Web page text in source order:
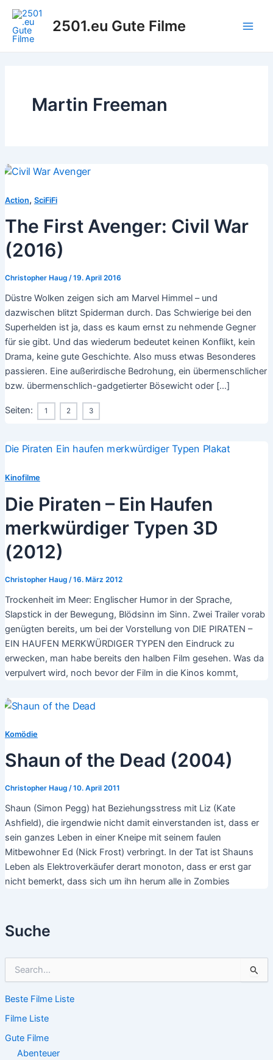
Zum
Inhalt
springen
2501.eu Gute Filme
Suche
h
n
n
Beste Filme Liste
Filme Liste
Gute Filme
Abenteuer
Martin Freeman
Action, SciFiFi
The First Avenger: Civil War
(2016)
Christopher Haug /19. April 2016
Düstre Wolken zeigen sich am Marvel Himmel – und
dazwischen blitzt Spiderman durch. Das Schwierige bei den
Superhelden ist ja, dass es kaum ernst zu nehmende Gegner
für sie gibt. Und das wiederum bedeutet keinen Konflikt, kein
Drama, keine gute Geschichte. Also muss etwas Besonderes
passieren. Eine außerirdische Bedrohung, ein übermenschlicher
bzw. übermenschlich-gadgetierter Bösewicht oder […]
Seiten: 1 2 3
Kinofilme
Die Piraten – Ein Haufen
merkwürdiger Typen 3D
(2012)
Christopher Haug /16. März 2012
Trockenheit im Meer: Englischer Humor in der Sprache,
Slapstick in der Bewegung, Blödsinn im Sinn. Zwei Trailer vorab
genügten bereits, um bei der Vorstellung von DIE PIRATEN –
EIN HAUFEN MERKWÜRDIGER TYPEN den Eindruck zu
erwecken, man habe bereits den halben Film gesehen. Was da
verpulvert wird, noch bevor der Film in die Kinos kommt,
Komödie
Shaun of the Dead (2004)
Christopher Haug /10. April 2011
Shaun (Simon Pegg) hat Beziehungsstress mit Liz (Kate
Ashfield), die irgendwie nicht damit einverstanden ist, dass er
sein ganzes Leben in einer Kneipe mit seinem faulen
Mitbewohner Ed (Nick Frost) verbringt. In der Tat ist Shauns
Leben als Elektroverkäufer derart monoton, dass er erst gar
nicht bemerkt, dass sich um ihn herum alle in Zombies